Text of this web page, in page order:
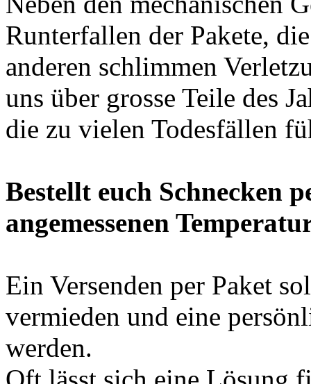
Runterfallen der Pakete,
anderen schlimmen
uns über grosse Teile des
die zu vielen Todesfällen
Bestellt euch Schnecken
angemessenen
Ein Versenden per Paket
vermieden und eine
werden.